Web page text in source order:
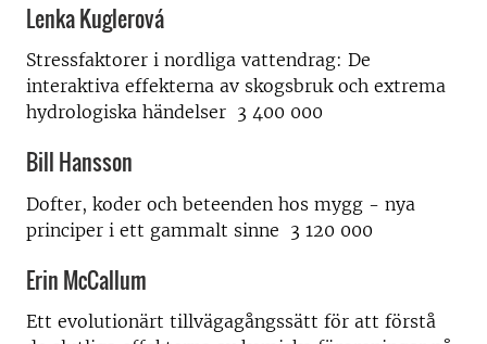
Lenka Kuglerová
Stressfaktorer i nordliga vattendrag: De
interaktiva effekterna av skogsbruk och extrema
hydrologiska händelser 3 400 000
Bill Hansson
Dofter, koder och beteenden hos mygg - nya
principer i ett gammalt sinne 3 120 000
Erin McCallum
Ett evolutionärt tillvägagångssätt för att förstå